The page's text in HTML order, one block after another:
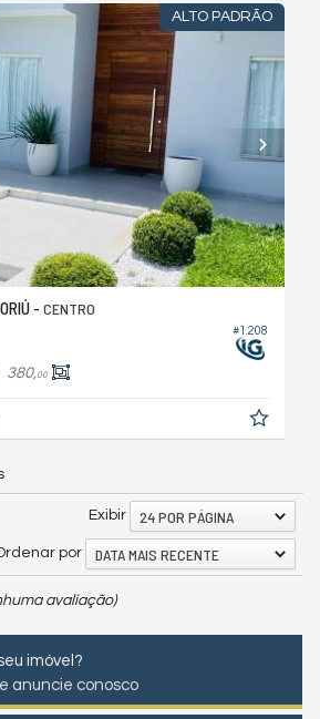
ALTO PADRÃO
#1.208
- CENTRO
380,00
Exibir 24 POR PÁGINA
por DATA MAIS RECENTE
avaliação)
imóvel?
anuncie conosco